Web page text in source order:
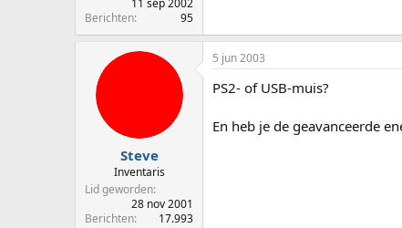
e
r
11 sep 2002
Berichten
95
Steve
Inventaris
Lid geworden
28 nov 2001
Berichten
17.993
5 jun 2003
PS2- of USB-muis?
En heb je de geavanceerde